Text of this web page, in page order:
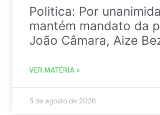
Politica: Por
mantém mandato da
João Câmara, Aize
VER MATÉRIA »
5 de agosto de 2026